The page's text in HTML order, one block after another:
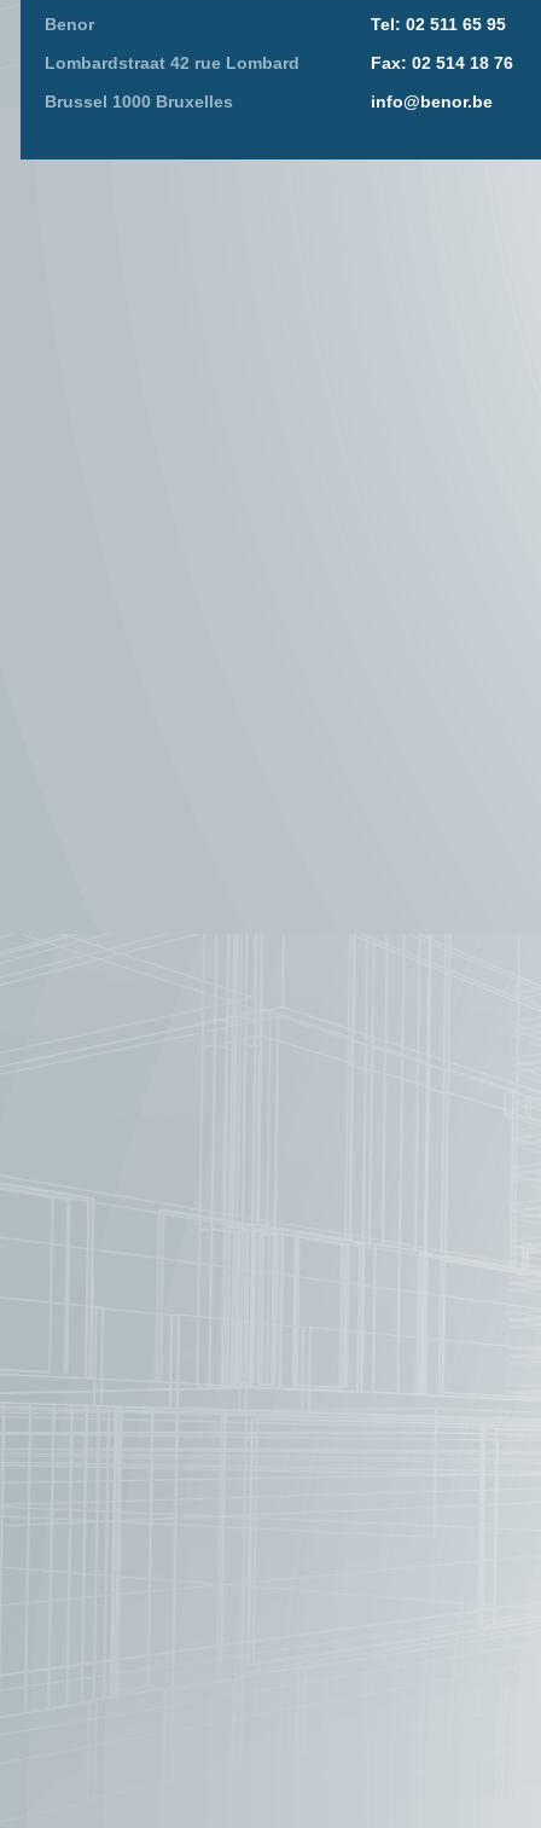
Benor
Lombardstraat 42 rue Lombard
Brussel 1000 Bruxelles
Tel: 02 511 65 95
Fax: 02 514 18 76
info@benor.be